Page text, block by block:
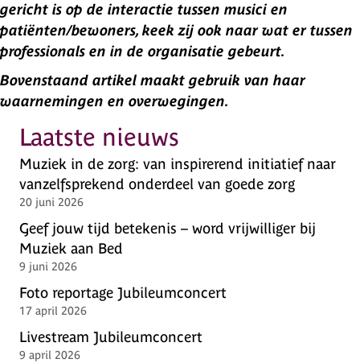
gericht is op de interactie tussen musici en
patiënten/bewoners, keek zij ook naar wat er tussen
professionals en in de organisatie gebeurt.
Bovenstaand artikel maakt gebruik van haar
waarnemingen en overwegingen.
Laatste nieuws
Muziek in de zorg: van inspirerend initiatief naar
vanzelfsprekend onderdeel van goede zorg
20 juni 2026
Geef jouw tijd betekenis – word vrijwilliger bij
Muziek aan Bed
9 juni 2026
Foto reportage Jubileumconcert
17 april 2026
Livestream Jubileumconcert
9 april 2026